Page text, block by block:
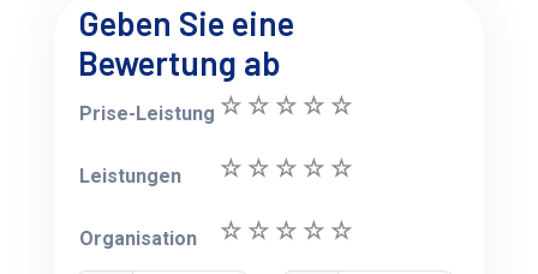
Geben Sie eine
Bewertung ab
Prise-Leistung
Leistungen
Organisation